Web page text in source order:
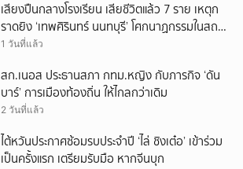
เสียงปืนกลางโรงเรียน เสียชีวิตแล้ว 7 ราย เหตุก
ราดยิง ‘เทพศิรินทร์ นนทบุรี’ โศกนาฏกรรมในสถาน
ศึกษา ครั้งที่ 2 ในรอบปี
1 วันที่แล้ว
สก.เนอส ประธานสภา กทม.หญิง กับภารกิจ ‘ดัน
บาร์’ การเมืองท้องถิ่น ให้ไกลกว่าเดิม
2 วันที่แล้ว
ไต้หวันประกาศซ้อมรบประจำปี ‘ไล่ ชิงเต๋อ’ เข้าร่วม
เป็นครั้งแรก เตรียมรับมือ หากจีนบุก